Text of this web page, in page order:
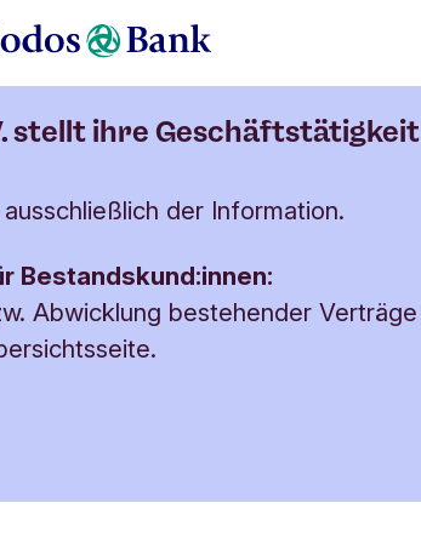
Konditionen Karte
stellt ihre Geschäftstätigkeit
der Information.
Bestandskund:innen:
Abwicklung bestehender Verträge